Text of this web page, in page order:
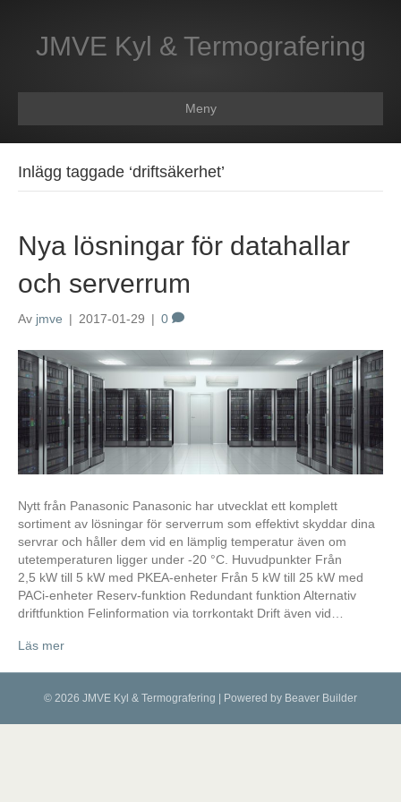
JMVE Kyl & Termografering
Meny
Inlägg taggade ‘driftsäkerhet’
Nya lösningar för datahallar
och serverrum
Av jmve | 2017-01-29 | 0
Nytt från Panasonic Panasonic har utvecklat ett komplett
sortiment av lösningar för serverrum som effektivt skyddar dina
servrar och håller dem vid en lämplig temperatur även om
utetemperaturen ligger under -20 °C. Huvudpunkter Från
2,5 kW till 5 kW med PKEA-enheter Från 5 kW till 25 kW med
PACi-enheter Reserv-funktion Redundant funktion Alternativ
driftfunktion Felinformation via torrkontakt Drift även vid…
Läs mer
© 2026 JMVE Kyl & Termografering | Powered by Beaver Builder